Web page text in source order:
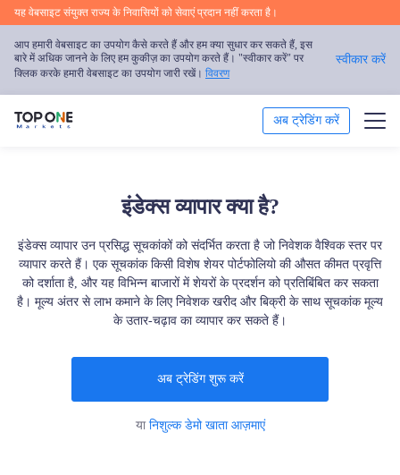
यह वेबसाइट संयुक्त राज्य के निवासियों को सेवाएं प्रदान नहीं करता है।
आप हमारी वेबसाइट का उपयोग कैसे करते हैं और हम क्या सुधार कर सकते हैं, इस
बारे में अधिक जानने के लिए हम कुकीज़ का उपयोग करते हैं। "स्वीकार करें" पर
क्लिक करके हमारी वेबसाइट का उपयोग जारी रखें। विवरण
स्वीकार करें
अब ट्रेडिंग करें
बाजार का विश्लेषण
ट्रेडिंग शिक्षा
इंडेक्स व्यापार क्या है?
इंडेक्स व्यापार उन प्रसिद्ध सूचकांकों को संदर्भित करता है जो निवेशक वैश्विक स्तर पर
व्यापार करते हैं। एक सूचकांक किसी विशेष शेयर पोर्टफोलियो की औसत कीमत प्रवृत्ति
को दर्शाता है, और यह विभिन्न बाजारों में शेयरों के प्रदर्शन को प्रतिबिंबित कर सकता
है। मूल्य अंतर से लाभ कमाने के लिए निवेशक खरीद और बिक्री के साथ सूचकांक मूल्य
के उतार-चढ़ाव का व्यापार कर सकते हैं।
अब ट्रेडिंग शुरू करें
या निशुल्क डेमो खाता आज़माएं